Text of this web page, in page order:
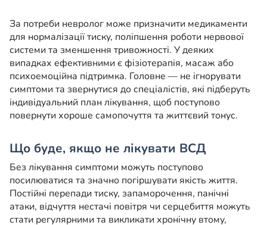
За потреби невролог може призначити медикаменти
для нормалізації тиску, поліпшення роботи нервової
системи та зменшення тривожності. У деяких
випадках ефективними є фізіотерапія, масаж або
психоемоційна підтримка. Головне — не ігнорувати
симптоми та звернутися до спеціалістів, які підберуть
індивідуальний план лікування, щоб поступово
повернути хороше самопочуття та життєвий тонус.
Що буде, якщо не лікувати ВСД
Без лікування симптоми можуть поступово
посилюватися та значно погіршувати якість життя.
Постійні перепади тиску, запаморочення, панічні
атаки, відчуття нестачі повітря чи серцебиття можуть
стати регулярними та викликати хронічну втому,